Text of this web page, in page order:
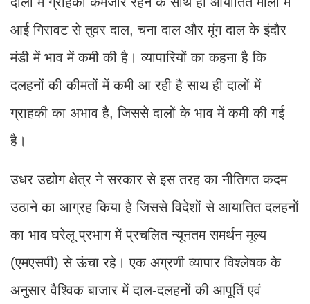
आई गिरावट से तुवर दाल, चना दाल और मूंग दाल के इंदौर
मंडी में भाव में कमी की है। व्यापारियों का कहना है कि
दलहनों की कीमतों में कमी आ रही है साथ ही दालों में
ग्राहकी का अभाव है, जिससे दालों के भाव में कमी की गई
है।
उधर उद्योग क्षेत्र ने सरकार से इस तरह का नीतिगत कदम
उठाने का आग्रह किया है जिससे विदेशों से आयातित दलहनों
का भाव घरेलू प्रभाग में प्रचलित न्यूनतम समर्थन मूल्य
(एमएसपी) से ऊंचा रहे। एक अग्रणी व्यापार विश्लेषक के
अनुसार वैश्विक बाजार में दाल-दलहनों की आपूर्ति एवं